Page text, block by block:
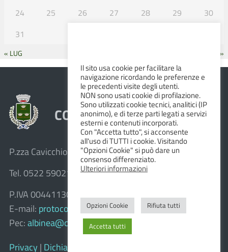
24
25 26 27 28 29
30
31
« LUG SET »
COMUNE DI ALBINEA
P.zza Cavicchioni, 8 – 42020 Albinea (R.E.)
Tel. 0522 590211 – Fax 0522 590236
P.IVA 00441130358
E-mail: protocollo@comune.albinea.re.it
Pec: albinea@cert.provincia.re.it
Privacy | Dichiarazione di accessibilità e feedback
Il sito usa cookie per facilitare la
navigazione ricordando le preferenze e
le precedenti visite degli utenti.
NON sono usati cookie di profilazione.
Sono utilizzati cookie tecnici, analitici (IP
anonimo), e di terze parti legati a servizi
esterni e contenuti incorporati.
Con "Accetta tutto", si acconsente
all'uso di TUTTI i cookie. Visitando
"Opzioni Cookie" si può dare un
consenso differenziato.
Ulteriori informazioni
Opzioni Cookie Rifiuta tutti
Accetta tutti